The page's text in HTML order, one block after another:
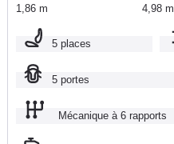
1,86 m 4,98 m
5 places
5 portes
Mécanique à 6 rapports